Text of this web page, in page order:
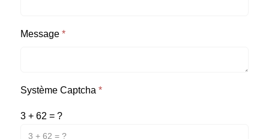
Message *
Système Captcha *
3 + 62 = ?